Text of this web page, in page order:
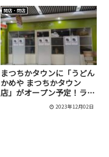
開店・閉店
まつちかタウンに「うどん
かめや まつちかタウン
店」がオープン予定！ラン
チタイムには行列必至か!?
2023年12月02日